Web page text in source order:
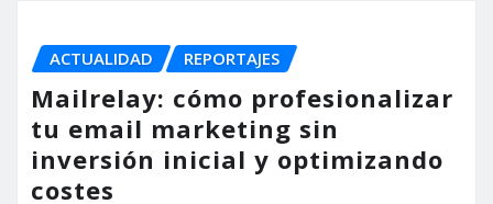
ACTUALIDAD REPORTAJES
Mailrelay: cómo profesionalizar
tu email marketing sin
inversión inicial y optimizando
costes